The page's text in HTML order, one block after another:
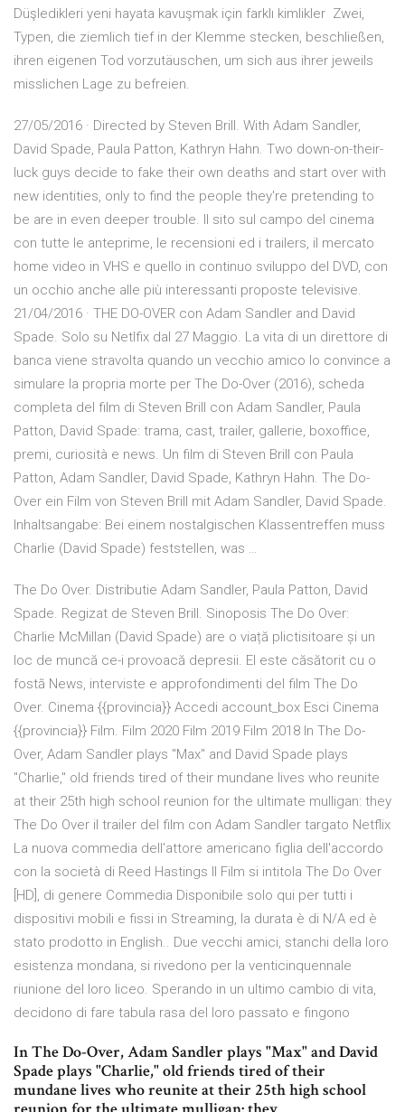
Düşledikleri yeni hayata kavuşmak için farklı kimlikler Zwei,
Typen, die ziemlich tief in der Klemme stecken, beschließen,
ihren eigenen Tod vorzutäuschen, um sich aus ihrer jeweils
misslichen Lage zu befreien.
27/05/2016 · Directed by Steven Brill. With Adam Sandler,
David Spade, Paula Patton, Kathryn Hahn. Two down-on-their-
luck guys decide to fake their own deaths and start over with
new identities, only to find the people they're pretending to
be are in even deeper trouble. Il sito sul campo del cinema
con tutte le anteprime, le recensioni ed i trailers, il mercato
home video in VHS e quello in continuo sviluppo del DVD, con
un occhio anche alle più interessanti proposte televisive.
21/04/2016 · THE DO-OVER con Adam Sandler and David
Spade. Solo su Netlfix dal 27 Maggio. La vita di un direttore di
banca viene stravolta quando un vecchio amico lo convince a
simulare la propria morte per The Do-Over (2016), scheda
completa del film di Steven Brill con Adam Sandler, Paula
Patton, David Spade: trama, cast, trailer, gallerie, boxoffice,
premi, curiosità e news. Un film di Steven Brill con Paula
Patton, Adam Sandler, David Spade, Kathryn Hahn. The Do-
Over ein Film von Steven Brill mit Adam Sandler, David Spade.
Inhaltsangabe: Bei einem nostalgischen Klassentreffen muss
Charlie (David Spade) feststellen, was …
The Do Over. Distributie Adam Sandler, Paula Patton, David
Spade. Regizat de Steven Brill. Sinoposis The Do Over:
Charlie McMillan (David Spade) are o viață plictisitoare și un
loc de muncă ce-i provoacă depresii. El este căsătorit cu o
fostă News, interviste e approfondimenti del film The Do
Over. Cinema {{provincia}} Accedi account_box Esci Cinema
{{provincia}} Film. Film 2020 Film 2019 Film 2018 In The Do-
Over, Adam Sandler plays "Max" and David Spade plays
"Charlie," old friends tired of their mundane lives who reunite
at their 25th high school reunion for the ultimate mulligan: they
The Do Over il trailer del film con Adam Sandler targato Netflix
La nuova commedia dell'attore americano figlia dell'accordo
con la società di Reed Hastings Il Film si intitola The Do Over
[HD], di genere Commedia Disponibile solo qui per tutti i
dispositivi mobili e fissi in Streaming, la durata è di N/A ed è
stato prodotto in English.. Due vecchi amici, stanchi della loro
esistenza mondana, si rivedono per la venticinquennale
riunione del loro liceo. Sperando in un ultimo cambio di vita,
decidono di fare tabula rasa del loro passato e fingono
In The Do-Over, Adam Sandler plays "Max" and David
Spade plays "Charlie," old friends tired of their
mundane lives who reunite at their 25th high school